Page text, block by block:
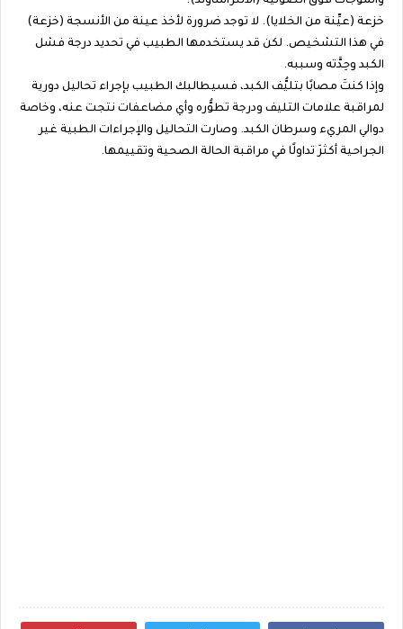
خزعة (عيِّنة من الخلايا). لا توجد ضرورة لأخذ عينة من الأنسجة (خزعة)
في هذا التشخيص. لكن قد يستخدمها الطبيب في تحديد درجة فشل
الكبد وحِدَّته وسببه.
وإذا كنتَ مصابًا بتليُّف الكبد، فسيطالبك الطبيب بإجراء تحاليل دورية
لمراقبة علامات التليف ودرجة تطوُّره وأي مضاعفات نتجت عنه، وخاصة
دوالي المريء وسرطان الكبد. وصارت التحاليل والإجراءات الطبية غير
الجراحية أكثرَ تداولًا في مراقبة الحالة الصحية وتقييمها.